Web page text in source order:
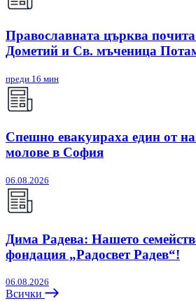
Православната църква
Дометий и Св. мъченица
преди 16 мин
Спешно евакуираха един от
молове в София
06.08.2026
Дима Радева: Нашето
фондация „Радосвет Радев“!
06.08.2026
Всички